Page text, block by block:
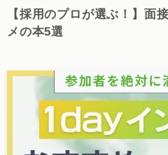
【採用のプロが選ぶ！】面
メの本5選